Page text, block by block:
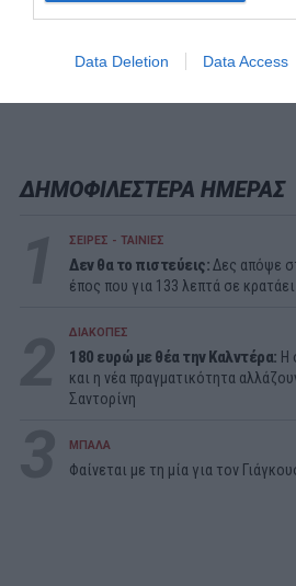
Data Deletion Data Access
ΔΗΜΟΦΙΛΕΣΤΕΡΑ ΗΜΕΡΑΣ
ΣΕΙΡΕΣ - ΤΑΙΝΙΕΣ
Δεν θα το πιστεύεις:Δες απόψε
έπος που για 133 λεπτά σε
ΔΙΑΚΟΠΕΣ
180 ευρώ με θέα την Καλντέρα: Η
και η νέα πραγματικότητα
Σαντορίνη
ΜΠΑΛΑ
Φαίνεται με τη μία για τον